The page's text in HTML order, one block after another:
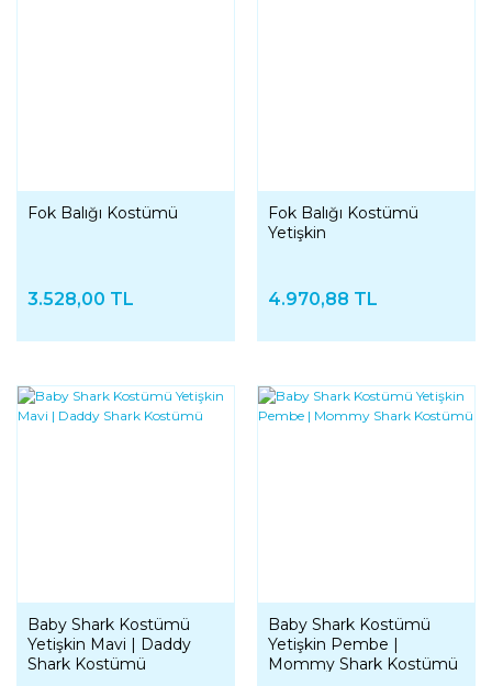
Fok Balığı Kostümü
3.528,00 TL
Fok Balığı Kostümü
Yetişkin
4.970,88 TL
Baby Shark Kostümü
Yetişkin Mavi | Daddy
Shark Kostümü
Baby Shark Kostümü
Yetişkin Pembe |
Mommy Shark Kostümü